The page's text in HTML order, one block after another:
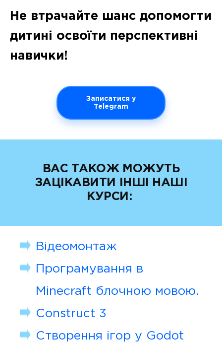
Не втрачайте шанс допомогти
дитині освоїти перспективні
навички!
Записатися у
Telegram
ВАС ТАКОЖ МОЖУТЬ
ЗАЦІКАВИТИ ІНШІ НАШІ
КУРСИ:
Відеомонтаж
Програмування в
Minecraft блочною мовою.
Construct 3
Створення ігор у Godot